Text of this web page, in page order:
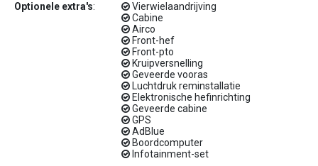
Optionele extra's:
Vierwielaandrijving
Cabine
Airco
Front-hef
Front-pto
Kruipversnelling
Geveerde vooras
Luchtdruk reminstallatie
Elektronische hefinrichting
Geveerde cabine
GPS
AdBlue
Boordcomputer
Infotainment-set